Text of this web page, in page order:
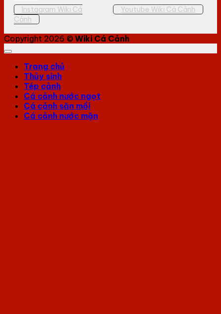
Instagram Wiki Cá
Cảnh
Youtube Wiki Cá Cảnh
Copyright 2026 © Wiki Cá Cảnh
Trang chủ
Thủy sinh
Tép cảnh
Cá cảnh nước ngọt
Cá cảnh săn mồi
Cá cảnh nước mặn